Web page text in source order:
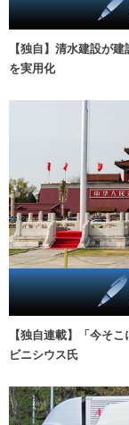
【独自】清水建設が
を実用化
【独自連載】「今そ
ビニシウス氏